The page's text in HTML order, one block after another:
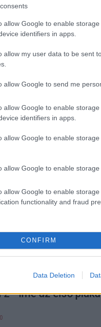
allow Google to enable
identifiers in apps.
allow my user data to be sent
allow Google to send me
allow Google to enable
identifiers in apps.
allow Google to enable
allow Google to enable
allow Google to enable
functionality and fraud
CONFIRM
Data Deletion
Phoenix Jokere, Will Smith
Tőrbe ejtve.
a
a korábban megszokott
hogy Ruben
Venom folytatását
lépni?
2 - íme az első